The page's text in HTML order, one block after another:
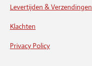
Levertijden & Verzendingen
Klachten
Privacy Policy